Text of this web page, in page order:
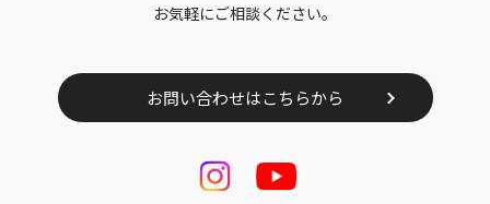
お気軽にご相談ください。
お問い合わせはこちらから